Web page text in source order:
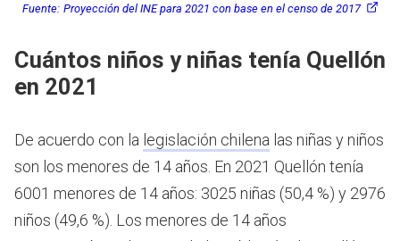
Fuente: Proyección del INE para 2021 con base en el censo de 2017
Cuántos niños y niñas tenía Quellón
en 2021
De acuerdo con la legislación chilena las niñas y niños
son los menores de 14 años. En 2021 Quellón tenía
6001 menores de 14 años: 3025 niñas (50,4 %) y 2976
niños (49,6 %). Los menores de 14 años